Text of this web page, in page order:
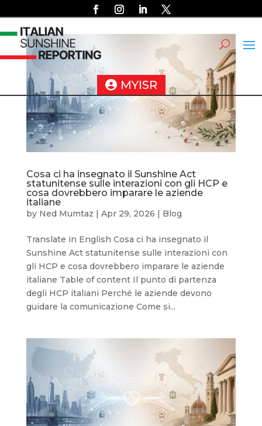
MYISR
Cosa ci ha insegnato il Sunshine Act
statunitense sulle interazioni con gli HCP e
cosa dovrebbero imparare le aziende
italiane
by Ned Mumtaz | Apr 29, 2026 | Blog
Translate in English Cosa ci ha insegnato il
Sunshine Act statunitense sulle interazioni con
gli HCP e cosa dovrebbero imparare le aziende
italiane Table of content Il punto di partenza
degli HCP italiani Perché le aziende devono
guidare la comunicazione Come si...